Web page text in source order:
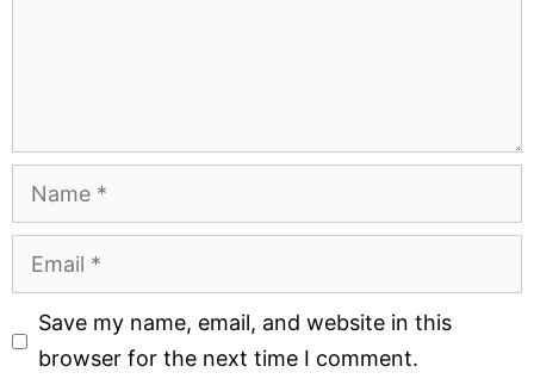
Name
Email
Website
Save my name, email, and website in this
browser for the next time I comment.